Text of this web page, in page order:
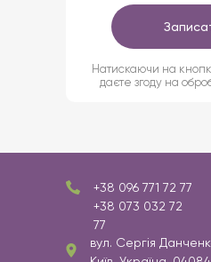
Натискаючи на
даєте згоду на
+38 096 771 72 77
+38 073 032 72
77
вул. Сергія